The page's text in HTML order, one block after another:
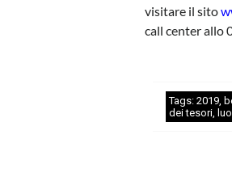
visitare il sito
call center allo
Tags:2019
dei tesori